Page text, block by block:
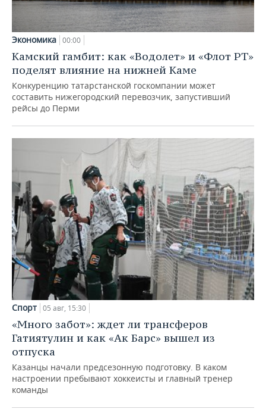
Экономика 00:00
Камский гамбит: как «Водолет» и «Флот РТ»
поделят влияние на нижней Каме
Конкуренцию татарстанской госкомпании может
составить нижегородский перевозчик, запустивший
рейсы до Перми
Спорт 05 авг, 15:30
«Много забот»: ждет ли трансферов
Гатиятулин и как «Ак Барс» вышел из
отпуска
Казанцы начали предсезонную подготовку. В каком
настроении пребывают хоккеисты и главный тренер
команды